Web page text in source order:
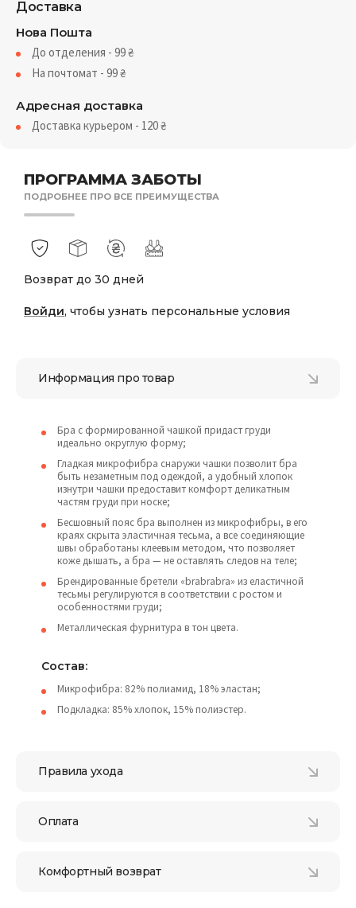
ПРОГРАММА ЗАБОТЫ
ПОДРОБНЕЕ ПРО ВСЕ ПРЕИМУЩЕСТВА
Возврат до 30 дней
Войди, чтобы узнать персональные условия
Доставка
Нова Пошта
До отделения - 99₴
На почтомат - 99₴
Адресная доставка
Доставка курьером - 120₴
Информация про товар
Бра с формированной чашкой придаст груди
идеально округлую форму;
Гладкая микрофибра снаружи чашки позволит бра
быть незаметным под одеждой, а удобный хлопок
изнутри чашки предоставит комфорт деликатным
частям груди при носке;
Бесшовный пояс бра выполнен из микрофибры, в его
краях скрыта эластичная тесьма, а все соединяющие
швы обработаны клеевым методом, что позволяет
коже дышать, а бра — не оставлять следов на теле;
Брендированные бретели «brabrabra» из еластичной
тесьмы регулируются в соответствии с ростом и
особенностями груди;
Металлическая фурнитура в тон цвета.
Состав:
Микрофибра: 82% полиамид, 18% эластан;
Подкладка: 85% хлопок, 15% полиэстер.
Правила ухода
Оплата
Комфортный возврат